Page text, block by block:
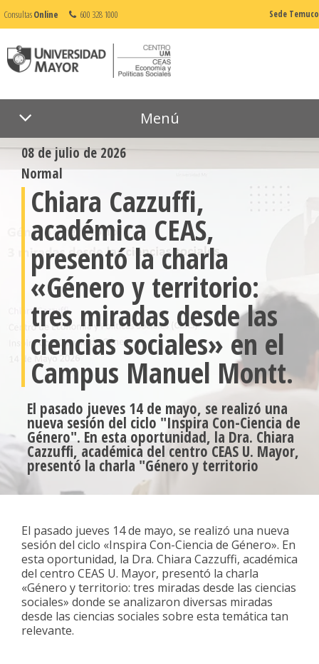
ConsultasOnline 600 328 1000 Sede Temuco
Menú
08 de julio de 2026
Normal
Chiara Cazzuffi,
académica CEAS,
presentó la charla
«Género y territorio:
tres miradas desde las
ciencias sociales» en el
Campus Manuel Montt.
El pasado jueves 14 de mayo, se realizó una
nueva sesión del ciclo "Inspira Con-Ciencia de
Género". En esta oportunidad, la Dra. Chiara
Cazzuffi, académica del centro CEAS U. Mayor,
presentó la charla "Género y territorio
El pasado jueves 14 de mayo, se realizó una nueva
sesión del ciclo «Inspira Con-Ciencia de Género». En
esta oportunidad, la Dra. Chiara Cazzuffi, académica
del centro CEAS U. Mayor, presentó la charla
«Género y territorio: tres miradas desde las ciencias
sociales» donde se analizaron diversas miradas
desde las ciencias sociales sobre esta temática tan
relevante.